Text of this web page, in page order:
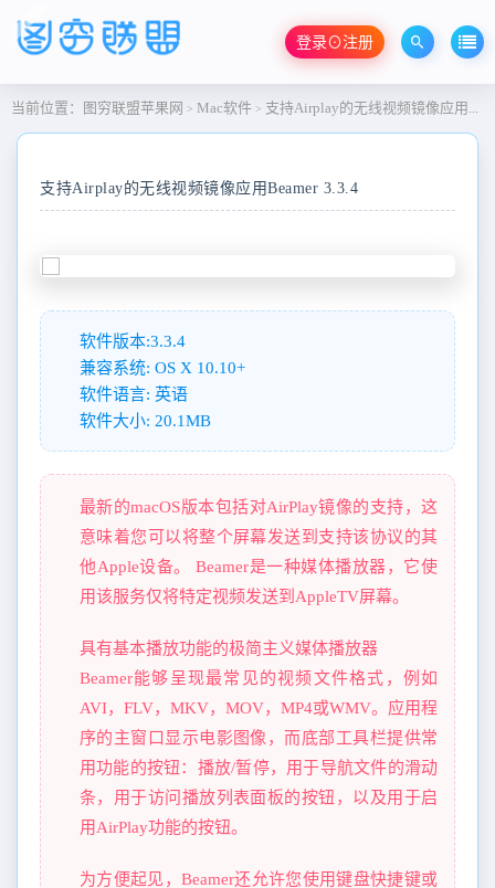
登录⊙注册
当前位置： 图穷联盟苹果网 > Mac软件 > 支持Airplay的无线视频镜像应用Beamer 3.3.4
支持Airplay的无线视频镜像应用Beamer 3.3.4
软件版本:3.3.4
兼容系统: OS X 10.10+
软件语言: 英语
软件大小: 20.1MB
最新的macOS版本包括对AirPlay镜像的支持，这
意味着您可以将整个屏幕发送到支持该协议的其
他Apple设备。 Beamer是一种媒体播放器，它使
用该服务仅将特定视频发送到AppleTV屏幕。
具有基本播放功能的极简主义媒体播放器
Beamer能够呈现最常见的视频文件格式，例如
AVI，FLV，MKV，MOV，MP4或WMV。应用程
序的主窗口显示电影图像，而底部工具栏提供常
用功能的按钮：播放/暂停，用于导航文件的滑动
条，用于访问播放列表面板的按钮，以及用于启
用AirPlay功能的按钮。
为方便起见，Beamer还允许您使用键盘快捷键或